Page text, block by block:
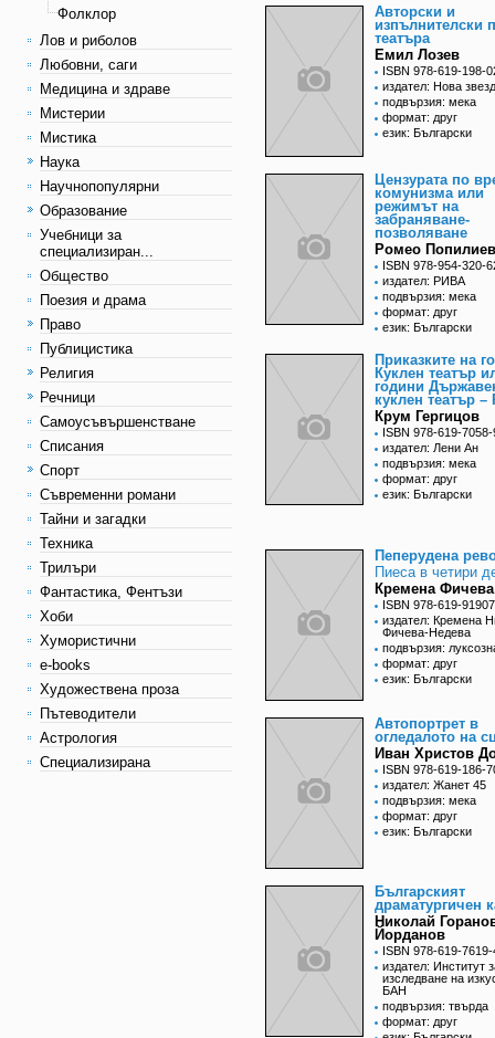
Фолклор
Лов и риболов
Любовни, саги
Медицина и здраве
Мистерии
Мистика
Наука
Научнопопулярни
Образование
Учебници за
специализиран...
Общество
Поезия и драма
Право
Публицистика
Религия
Речници
Самоусъвършенстване
Списания
Спорт
Съвременни романи
Тайни и загадки
Техника
Трилъри
Фантастика, Фентъзи
Хоби
Хумористични
e-books
Художествена проза
Пътеводители
Астрология
Специализирана
Авторски и
изпълнителски
театъра
Емил Лозев
ISBN 978-619-198-
издател: Нова
подвързия: мека
формат: друг
език: Български
Цензурата по
комунизма или
режимът на
забраняване-
позволяване
Ромео Попилиев
ISBN 978-954-320-
издател: РИВА
подвързия: мека
формат: друг
език: Български
Приказките на
Куклен театър
години
куклен театър –
Крум Гергицов
ISBN 978-619-
издател: Лени Ан
подвързия: мека
формат: друг
език: Български
Пеперудена
Пиеса в четири
Кремена Фичева
ISBN 978-619-
издател: Кремена
Фичева-Недева
подвързия:
формат: друг
език: Български
Автопортрет в
огледалото на
Иван Христов
ISBN 978-619-186-
издател: Жанет 45
подвързия: мека
формат: друг
език: Български
Българският
драматургичен
Николай
Йорданов
ISBN 978-619-
издател: Институт
изследване на
БАН
подвързия: твърда
формат: друг